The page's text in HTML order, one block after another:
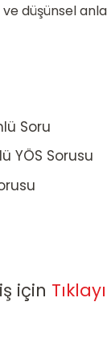
düşünsel
Soru
YÖS Sorusu
için